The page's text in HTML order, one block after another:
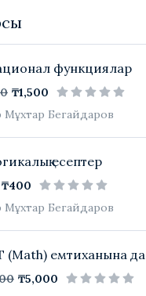
функциялар
₸1,500
Мұхтар Бегайдаров
есептер
₸400
Мұхтар Бегайдаров
(Math) емтиханына
₸5,000